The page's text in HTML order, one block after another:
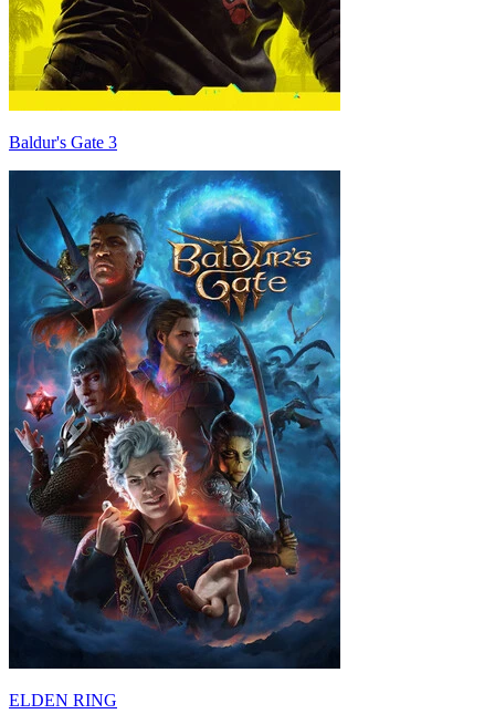
Baldur's Gate 3
ELDEN RING